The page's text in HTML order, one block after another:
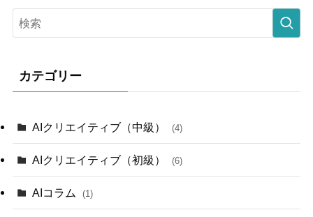
カテゴリー
AIクリエイティブ（中級） (4)
AIクリエイティブ（初級） (6)
AIコラム (1)